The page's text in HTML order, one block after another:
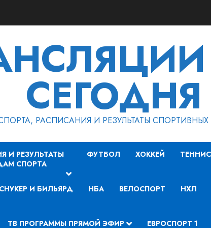
СЕГОДНЯ
РАСПИСАНИЯ И РЕЗУЛЬТАТЫ
И РЕЗУЛЬТАТЫ
СПОРТА
ФУТБОЛ ХОККЕЙ ТЕННИС
СНУКЕР И БИЛЬЯРД НБА ВЕЛОСПОРТ НХЛ
ТВ ПРОГРАММЫ ПРЯМОЙ ЭФИР ЕВРОСПОРТ 1